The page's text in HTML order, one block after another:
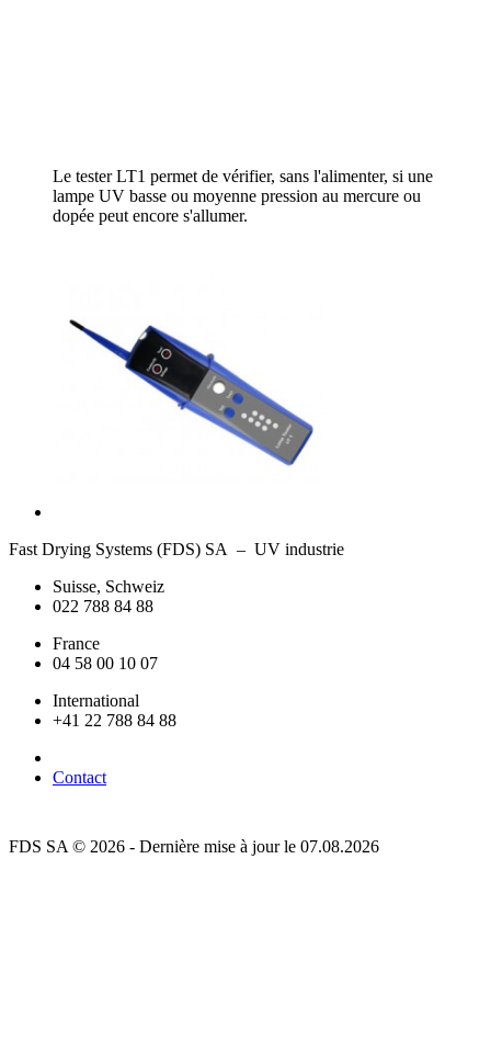
Le tester LT1 permet de vérifier, sans l'alimenter, si une
lampe UV basse ou moyenne pression au mercure ou
dopée peut encore s'allumer.
Fast Drying Systems (FDS) SA – UV industrie
Suisse, Schweiz
022 788 84 88
France
04 58 00 10 07
International
+41 22 788 84 88
Contact
FDS SA © 2026 - Dernière mise à jour le 07.08.2026